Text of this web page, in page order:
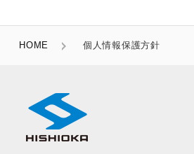
HOME 個人情報保護方針